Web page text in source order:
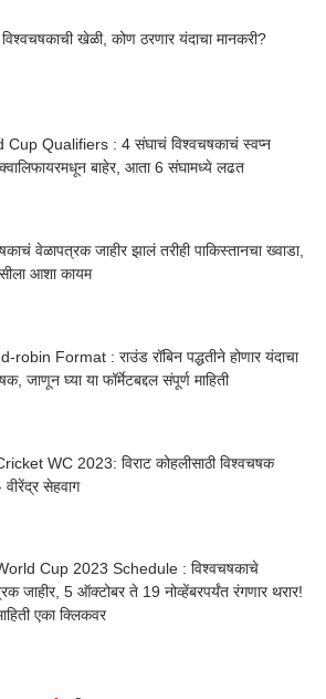
विश्वचषकाची खेळी, कोण ठरणार यंदाचा मानकरी?
Cup Qualifiers : 4 संघाचं विश्वचषकाचं स्वप्न
बाहेर, आता 6 संघामध्ये लढत
वेळापत्रक जाहीर झालं तरीही पाकिस्तानचा ख्वाडा,
आशा कायम
robin Format : राउंड रॉबिन पद्धतीने होणार यंदाचा
जाणून घ्या या फॉर्मेटबद्दल संपूर्ण माहिती
WC 2023: विराट कोहलीसाठी विश्वचषक
वीरेंद्र सेहवाग
Cup 2023 Schedule : विश्वचषकाचे
जाहीर, 5 ऑक्टोबर ते 19 नोव्हेंबरपर्यंत रंगणार थरार!
एका क्लिकवर